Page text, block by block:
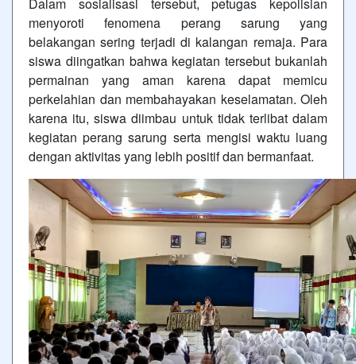
menyoroti fenomena perang sarung yang
belakangan sering terjadi di kalangan remaja. Para
siswa diingatkan bahwa kegiatan tersebut bukanlah
permainan yang aman karena dapat memicu
perkelahian dan membahayakan keselamatan. Oleh
karena itu, siswa diimbau untuk tidak terlibat dalam
kegiatan perang sarung serta mengisi waktu luang
dengan aktivitas yang lebih positif dan bermanfaat.